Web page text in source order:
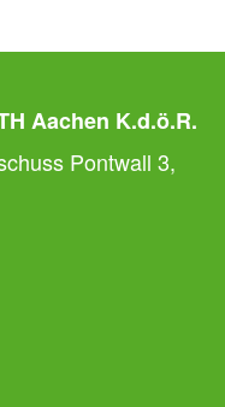
Aachen K.d.ö.R.
Pontwall 3,